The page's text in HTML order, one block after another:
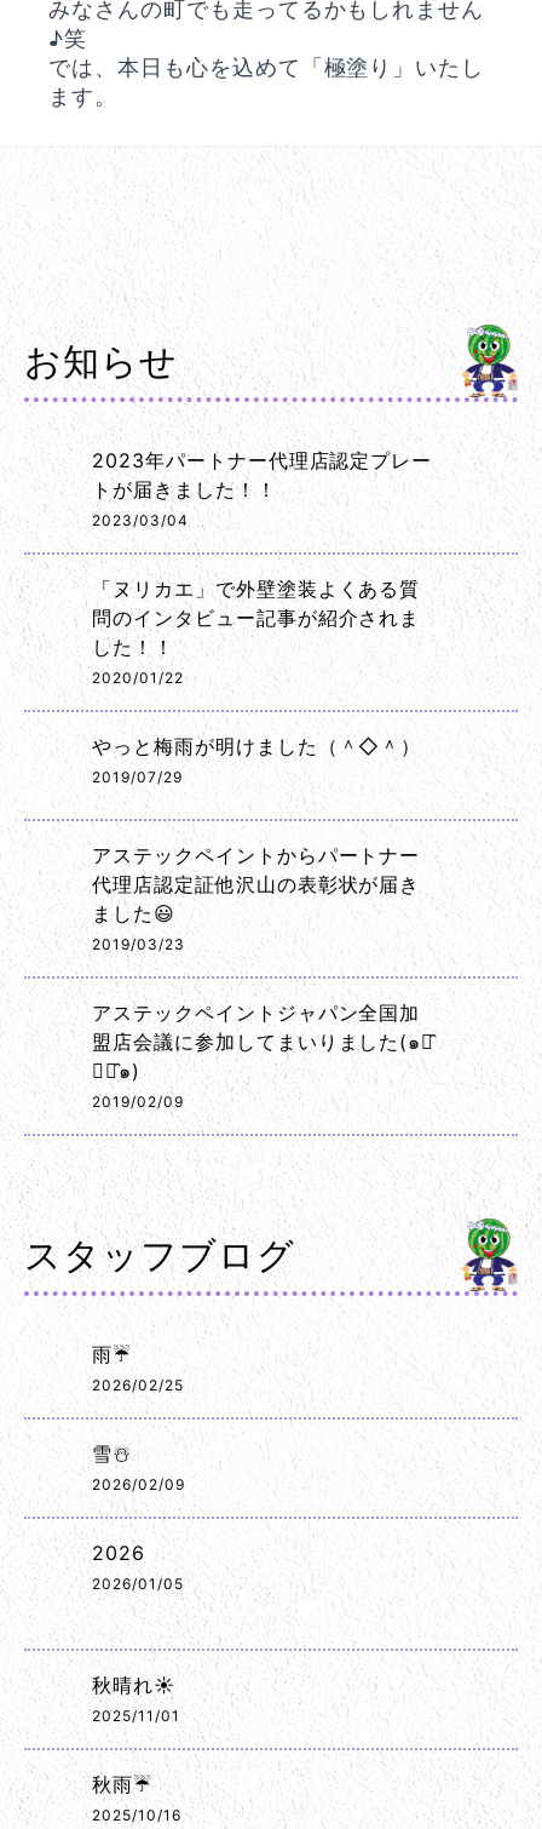
みなさんの町でも走ってるかもしれません
♪笑
では、本日も心を込めて「極塗り」いたし
ます。
お知らせ
2023年パートナー代理店認定プレー
トが届きました！！
2023/03/04
「ヌリカエ」で外壁塗装よくある質
問のインタビュー記事が紹介されま
した！！
2020/01/22
やっと梅雨が明けました（＾◇＾）
2019/07/29
アステックペイントからパートナー
代理店認定証他沢山の表彰状が届き
ました😃
2019/03/23
アステックペイントジャパン全国加
盟店会議に参加してまいりました(๑･̑
◡･̑๑)
2019/02/09
スタッフブログ
雨☔
2026/02/25
雪☃️
2026/02/09
2026
2026/01/05
秋晴れ☀️
2025/11/01
秋雨☔
2025/10/16